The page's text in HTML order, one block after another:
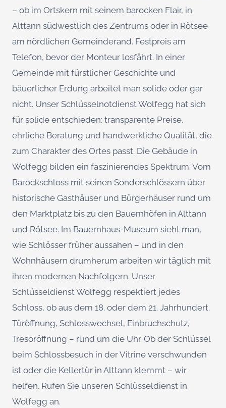
– ob im Ortskern mit seinem barocken Flair, in
Alttann südwestlich des Zentrums oder in Rötsee
am nördlichen Gemeinderand. Festpreis am
Telefon, bevor der Monteur losfährt. In einer
Gemeinde mit fürstlicher Geschichte und
bäuerlicher Erdung arbeitet man solide oder gar
nicht. Unser Schlüsselnotdienst Wolfegg hat sich
für solide entschieden: transparente Preise,
ehrliche Beratung und handwerkliche Qualität, die
zum Charakter des Ortes passt. Die Gebäude in
Wolfegg bilden ein faszinierendes Spektrum: Vom
Barockschloss mit seinen Sonderschlössern über
historische Gasthäuser und Bürgerhäuser rund um
den Marktplatz bis zu den Bauernhöfen in Alttann
und Rötsee. Im Bauernhaus-Museum sieht man,
wie Schlösser früher aussahen – und in den
Wohnhäusern drumherum arbeiten wir täglich mit
ihren modernen Nachfolgern. Unser
Schlüsseldienst Wolfegg respektiert jedes
Schloss, ob aus dem 18. oder dem 21. Jahrhundert.
Türöffnung, Schlosswechsel, Einbruchschutz,
Tresoröffnung – rund um die Uhr. Ob der Schlüssel
beim Schlossbesuch in der Vitrine verschwunden
ist oder die Kellertür in Alttann klemmt – wir
helfen. Rufen Sie unseren Schlüsseldienst in
Wolfegg an.